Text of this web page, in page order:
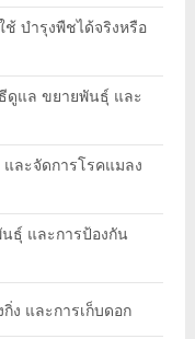
บำรุงพืชได้จริงหรือ
ดูแล ขยายพันธุ์ และ
ละจัดการโรคแมลง
ธุ์ และการป้องกัน
ง และการเก็บดอก